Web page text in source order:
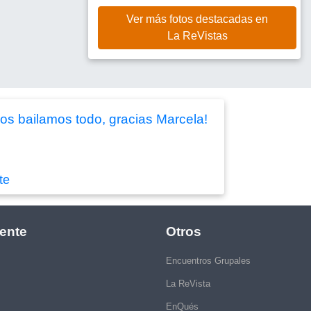
Ver más fotos destacadas en
La ReVistas
bailamos todo, gracias Marcela!
Otros
Encuentros Grupales
La ReVista
EnQués